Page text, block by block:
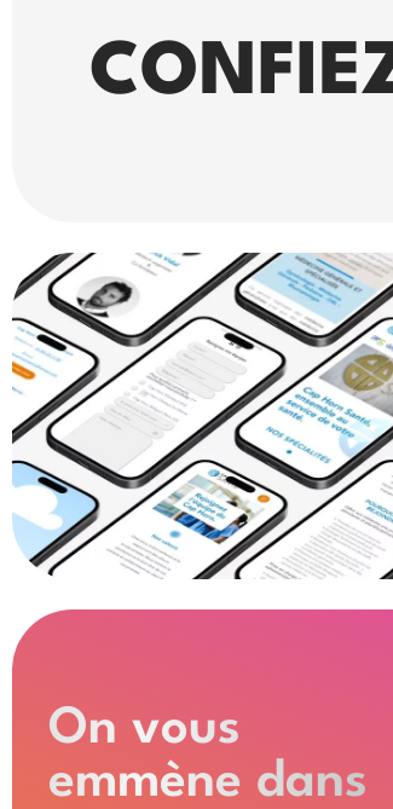
On vous
emmène dans